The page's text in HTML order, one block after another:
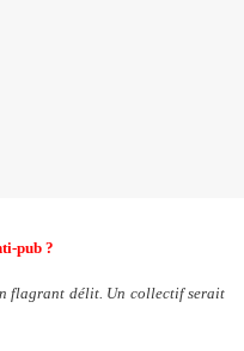
pub ?
flagrant délit. Un collectif serait